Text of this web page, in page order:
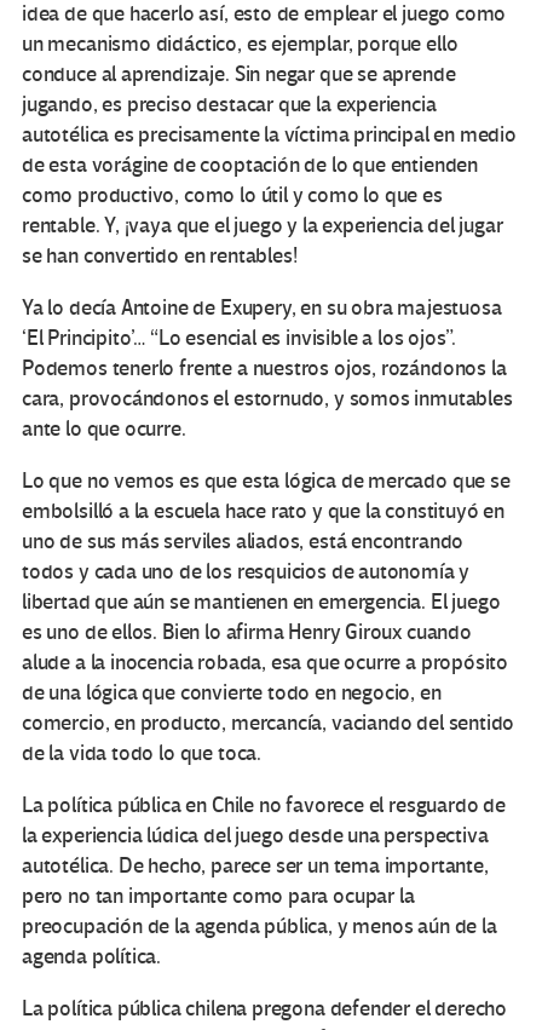
idea de que hacerlo así, esto de emplear el juego como
un mecanismo didáctico, es ejemplar, porque ello
conduce al aprendizaje. Sin negar que se aprende
jugando, es preciso destacar que la experiencia
autotélica es precisamente la víctima principal en medio
de esta vorágine de cooptación de lo que entienden
como productivo, como lo útil y como lo que es
rentable. Y, ¡vaya que el juego y la experiencia del jugar
se han convertido en rentables!
Ya lo decía Antoine de Exupery, en su obra majestuosa
‘El Principito’… “Lo esencial es invisible a los ojos”.
Podemos tenerlo frente a nuestros ojos, rozándonos la
cara, provocándonos el estornudo, y somos inmutables
ante lo que ocurre.
Lo que no vemos es que esta lógica de mercado que se
embolsilló a la escuela hace rato y que la constituyó en
uno de sus más serviles aliados, está encontrando
todos y cada uno de los resquicios de autonomía y
libertad que aún se mantienen en emergencia. El juego
es uno de ellos. Bien lo afirma Henry Giroux cuando
alude a la inocencia robada, esa que ocurre a propósito
de una lógica que convierte todo en negocio, en
comercio, en producto, mercancía, vaciando del sentido
de la vida todo lo que toca.
La política pública en Chile no favorece el resguardo de
la experiencia lúdica del juego desde una perspectiva
autotélica. De hecho, parece ser un tema importante,
pero no tan importante como para ocupar la
preocupación de la agenda pública, y menos aún de la
agenda política.
La política pública chilena pregona defender el derecho